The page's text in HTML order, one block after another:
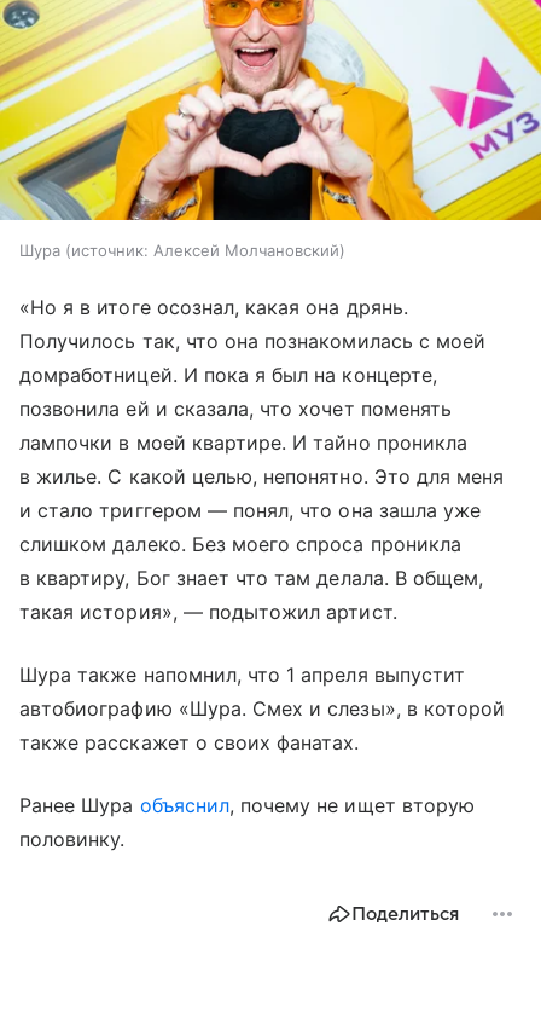
Шура источник: Алексей Молчановский
«Но я в итоге осознал, какая она дрянь.
Получилось так, что она познакомилась с моей
домработницей. И пока я был на концерте,
позвонила ей и сказала, что хочет поменять
лампочки в моей квартире. И тайно проникла
в жилье. С какой целью, непонятно. Это для меня
и стало триггером — понял, что она зашла уже
слишком далеко. Без моего спроса проникла
в квартиру, Бог знает что там делала. В общем,
такая история», — подытожил артист.
Шура также напомнил, что 1 апреля выпустит
автобиографию «Шура. Смех и слезы», в которой
также расскажет о своих фанатах.
Ранее Шура объяснил, почему не ищет вторую
половинку.
Поделиться